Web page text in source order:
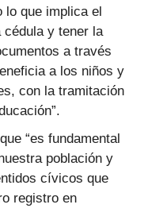
lo que implica el
y tener la
a través
a los niños y
con la tramitación
“es fundamental
población y
cívicos que
registro en